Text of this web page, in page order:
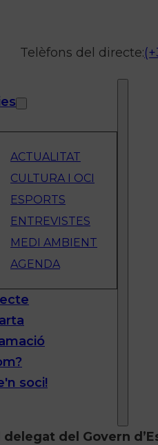
Telèfons del directe:
ACTUALITAT
CULTURA I OCI
ESPORTS
ENTREVISTES
MEDI AMBIENT
AGENDA
soci!
del Govern